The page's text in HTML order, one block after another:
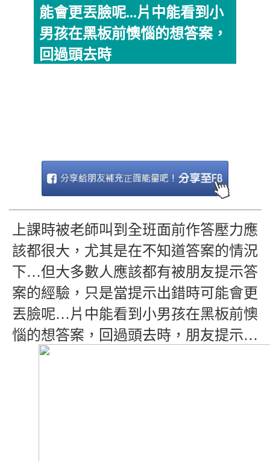
能會更丟臉呢...片中能看到小
男孩在黑板前懊惱的想答案，
回過頭去時
上課時被老師叫到全班面前作答壓力應
該都很大，尤其是在不知道答案的情況
下…但大多數人應該都有被朋友提示答
案的經驗，只是當提示出錯時可能會更
丟臉呢…片中能看到小男孩在黑板前懊
惱的想答案，回過頭去時，朋友提示…